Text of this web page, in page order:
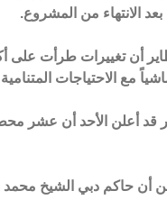
الانتهاء من المشروع.
أن تغييرات طرأت
مع الاحتياجات
قد أعلن الأحد أن عشر
أن حاكم دبي الشيخ محمد